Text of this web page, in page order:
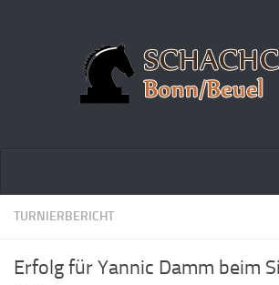
Home
Vereinsmeisterschaft
TURNIERBERICHT
Erfolg für Yannic Damm beim